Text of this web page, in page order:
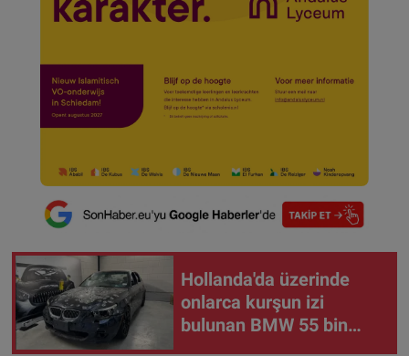
Hollanda'da üzerinde
onlarca kurşun izi
bulunan BMW 55 bin